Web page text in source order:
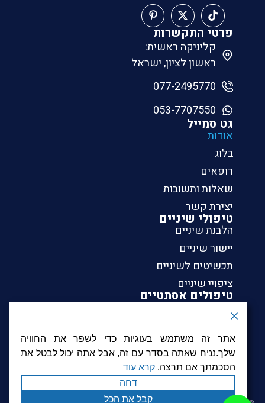
פרטי התקשרות
קליניקה ראשית:
ראשון לציון, ישראל
077-2495770
053-7707550
גט סמייל
אודות
בלוג
רופאים
שאלות ותשובות
יצירת קשר
טיפולי שיניים
הלבנת שיניים
יישור שיניים
תכשיטים לשיניים
ציפויי שיניים
טיפולים אסתטיים
הלבנת שיניים
תכשיטים לשיניים
ציפויי שיניים
אתר זה משתמש בעוגיות כדי לשפר את החוויה
שלך.נניח שאתה בסדר עם זה, אבל אתה יכול לבטל את
הסכמתך אם תרצה. קרא עוד
דחה
קבל את הכל